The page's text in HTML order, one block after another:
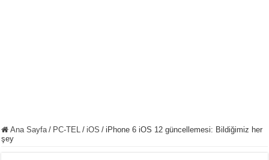
Ana Sayfa / PC-TEL / iOS / iPhone 6 iOS 12 güncellemesi: Bildiğimiz her
şey